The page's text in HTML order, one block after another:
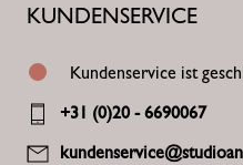
KUNDENSERVICE
Kundenservice ist
+31 (0)20 - 6690067